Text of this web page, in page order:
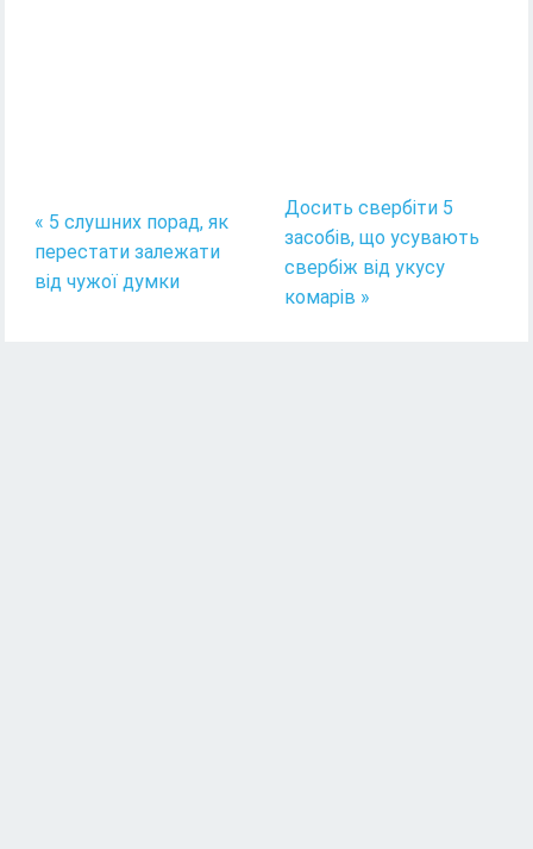
« 5 слушних порад, як
перестати залежати
від чужої думки
Досить свербіти 5
засобів, що усувають
свербіж від укусу
комарів »